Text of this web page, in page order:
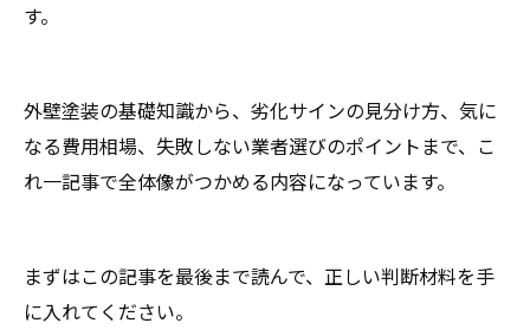
す。
外壁塗装の基礎知識から、劣化サインの見分け方、気に
なる費用相場、失敗しない業者選びのポイントまで、こ
れ一記事で全体像がつかめる内容になっています。
まずはこの記事を最後まで読んで、正しい判断材料を手
に入れてください。